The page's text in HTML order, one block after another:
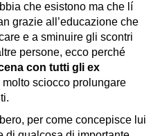
che esistono ma che lí
grazie all’educazione che
e a sminuire gli scontri
persone, ecco perché
con tutti gli ex
molto sciocco prolungare
per come concepisce lui